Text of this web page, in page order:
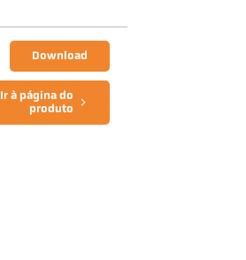
Download
Ir à página do
produto